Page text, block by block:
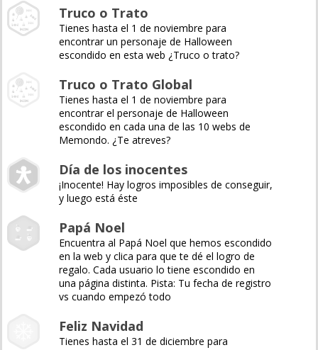
Truco o Trato
Tienes hasta el 1 de noviembre para
encontrar un personaje de Halloween
escondido en esta web ¿Truco o trato?
Truco o Trato Global
Tienes hasta el 1 de noviembre para
encontrar el personaje de Halloween
escondido en cada una de las 10 webs de
Memondo. ¿Te atreves?
Día de los inocentes
¡Inocente! Hay logros imposibles de conseguir,
y luego está éste
Papá Noel
Encuentra al Papá Noel que hemos escondido
en la web y clica para que te dé el logro de
regalo. Cada usuario lo tiene escondido en
una página distinta. Pista: Tu fecha de registro
vs cuando empezó todo
Feliz Navidad
Tienes hasta el 31 de diciembre para